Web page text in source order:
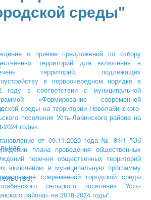
среды"
о приеме предложений по отбору
территорий для включения в
территорий, подлежащих
в первоочередном порядке в
году в соответствии с муниципальной
«Формирование современной
среды на территории Новолабинского
поселения Усть-Лабинского района на
2024 годы».
от 09.11.2020 года № 81/1 "Об
плана проведения общественных
перечня общественных территорий
включению в муниципальную программу
современной городской среды
сельского поселения Усть-
района» на 2018-2024 годы".